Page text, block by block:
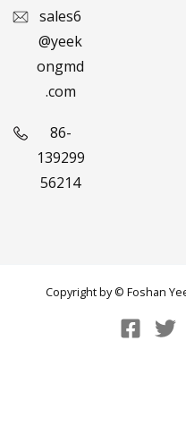
sales6
@yeek
ongmd
.com
86-
139299
56214
Copyright by © Foshan